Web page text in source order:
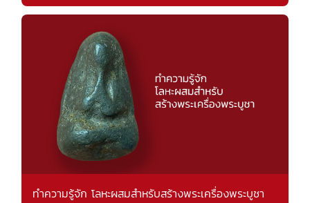
ทำความรู้จัก โลหะผสมสำหรับสร้างพระเครื่องพระบูชา